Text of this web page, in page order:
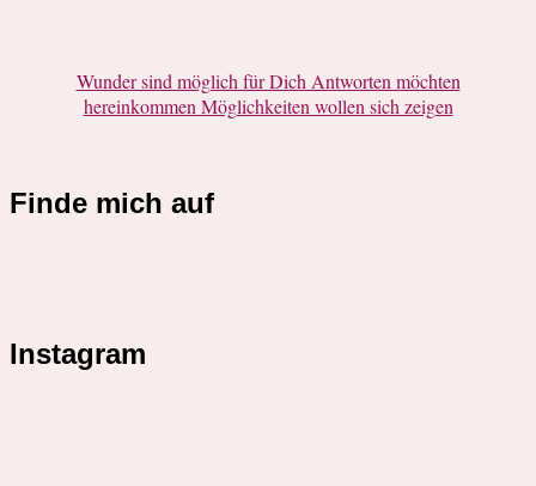
Wunder sind möglich für Dich Antworten möchten
hereinkommen Möglichkeiten wollen sich zeigen
Finde mich auf
Instagram